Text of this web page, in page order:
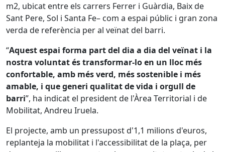
m2, ubicat entre els carrers Ferrer i Guàrdia, Baix de
Sant Pere, Sol i Santa Fe– com a espai públic i gran zona
verda de referència per al veïnat del barri.
“Aquest espai forma part del dia a dia del veïnat i la
nostra voluntat és transformar-lo en un lloc més
confortable, amb més verd, més sostenible i més
amable, i que generi qualitat de vida i orgull de
barri”, ha indicat el president de l'Àrea Territorial i de
Mobilitat, Andreu Iruela.
El projecte, amb un pressupost d'1,1 milions d'euros,
replanteja la mobilitat i l'accessibilitat de la plaça, per